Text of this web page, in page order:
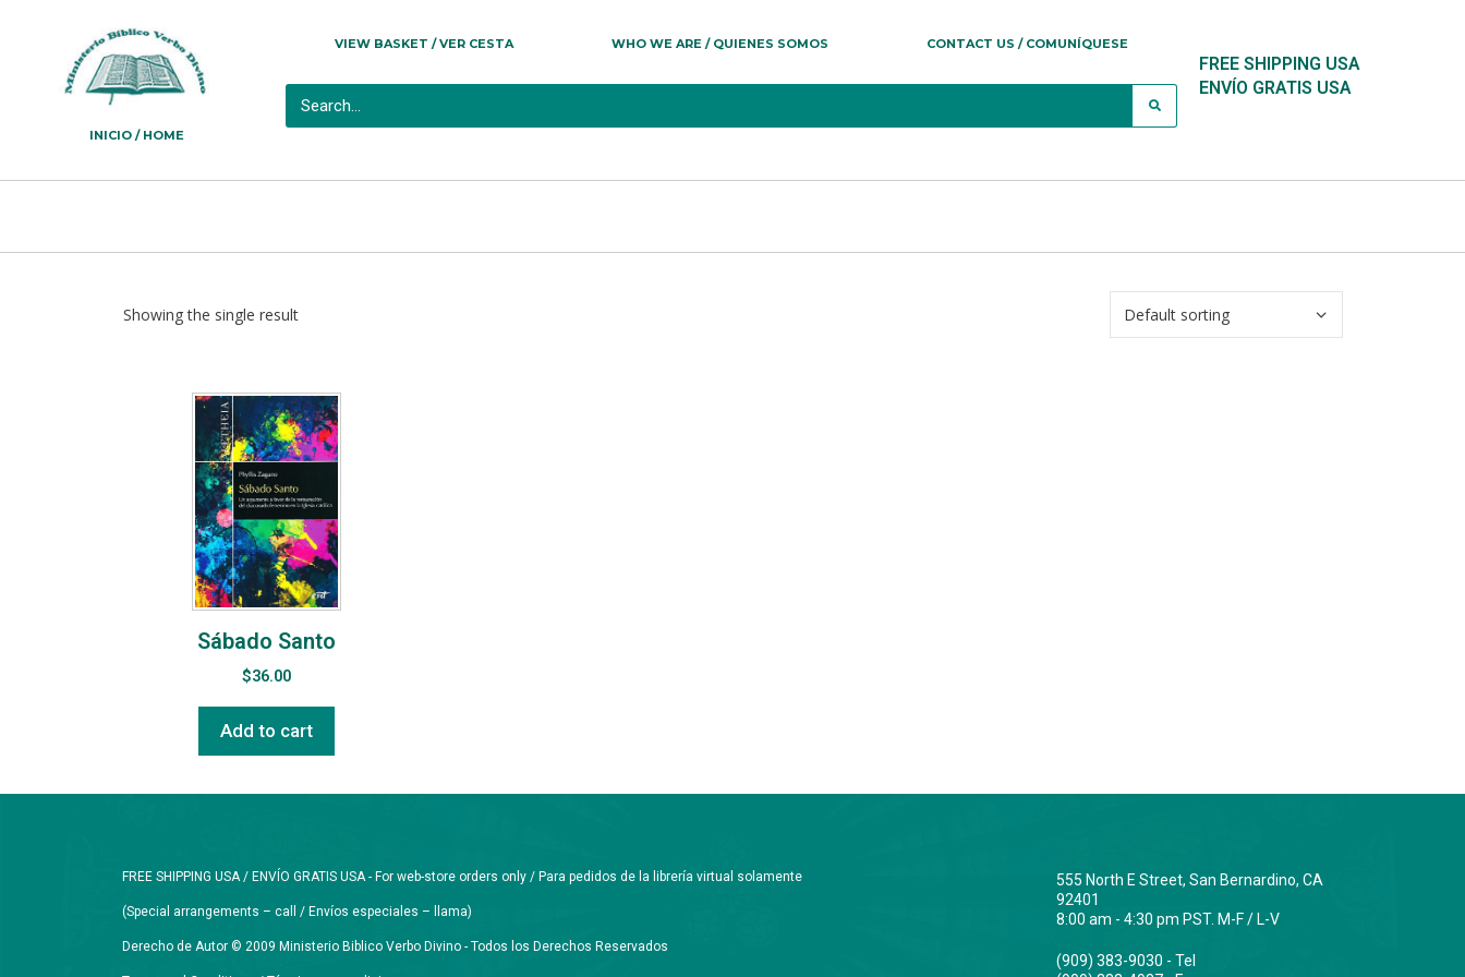
INICIO / HOME
VIEW BASKET / VER CESTA WHO WE ARE / QUIENES SOMOS CONTACT US / COMUNÍQUESE
FREE SHIPPING USA
ENVÍO GRATIS USA
Showing the single result
Sábado Santo
$36.00
Add to cart
FREE SHIPPING USA / ENVÍO GRATIS USA - For web-store orders only / Para pedidos de la librería virtual solamente
(Special arrangements – call / Envíos especiales – llama)
Derecho de Autor © 2009 Ministerio Biblico Verbo Divino - Todos los Derechos Reservados
555 North E Street, San Bernardino, CA
92401
8:00 am - 4:30 pm PST. M-F / L-V
(909) 383-9030 - Tel